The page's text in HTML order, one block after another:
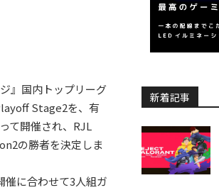
』国内トップリーグ
Stage2を、有
て開催され、RJL
の勝者を決定しま
催に合わせて3人組ガ
新着記事